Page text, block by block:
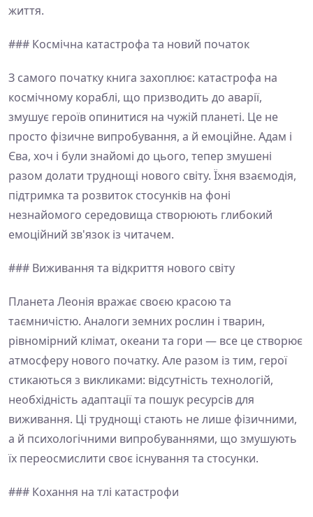
життя.
### Космічна катастрофа та новий початок
З самого початку книга захоплює: катастрофа на
космічному кораблі, що призводить до аварії,
змушує героїв опинитися на чужій планеті. Це не
просто фізичне випробування, а й емоційне. Адам і
Єва, хоч і були знайомі до цього, тепер змушені
разом долати труднощі нового світу. Їхня взаємодія,
підтримка та розвиток стосунків на фоні
незнайомого середовища створюють глибокий
емоційний зв'язок із читачем.
### Виживання та відкриття нового світу
Планета Леонія вражає своєю красою та
таємничістю. Аналоги земних рослин і тварин,
рівномірний клімат, океани та гори — все це створює
атмосферу нового початку. Але разом із тим, герої
стикаються з викликами: відсутність технологій,
необхідність адаптації та пошук ресурсів для
виживання. Ці труднощі стають не лише фізичними,
а й психологічними випробуваннями, що змушують
їх переосмислити своє існування та стосунки.
### Кохання на тлі катастрофи